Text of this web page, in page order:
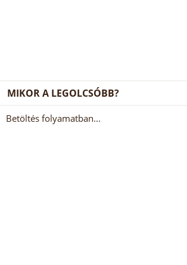
MIKOR A LEGOLCSÓBB?
Betöltés folyamatban...